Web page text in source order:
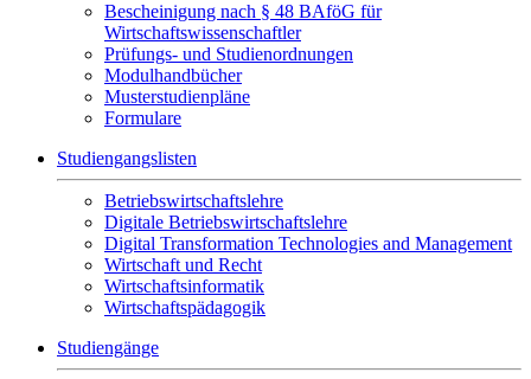
Bescheinigung nach § 48 BAföG für
Wirtschaftswissenschaftler
Prüfungs- und Studienordnungen
Modulhandbücher
Musterstudienpläne
Formulare
Studiengangslisten
Betriebswirtschaftslehre
Digitale Betriebswirtschaftslehre
Digital Transformation Technologies and Management
Wirtschaft und Recht
Wirtschaftsinformatik
Wirtschaftspädagogik
Studiengänge